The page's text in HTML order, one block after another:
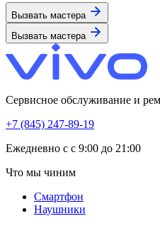
Вызвать мастера
Вызвать мастера
Сервисное обслуживание и
+7 (845) 247-89-19
Eжедневно с с 9:00 до 21:00
Что мы чиним
Смартфон
Наушники